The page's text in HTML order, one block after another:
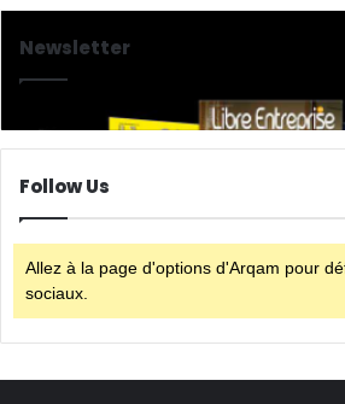
Newsletter
Follow Us
Allez à la page d'options d'Arqam pour
sociaux.